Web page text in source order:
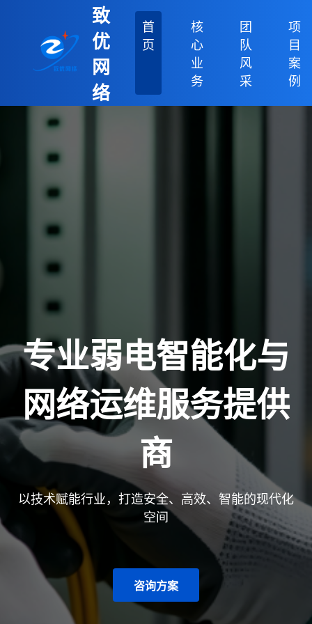
致
优
网
络
首
页
核
心
业
务
团
队
风
采
项
目
案
例
专业弱电智能化与
网络运维服务提供
商
以技术赋能行业，打造安全、高效、智能的现代化
空间
咨询方案